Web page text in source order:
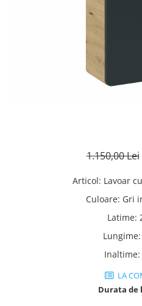
1.150,00 Lei
Articol: Lavoar
Culoare: Gri
Latime:
Lungime:
Inaltime:
LA
Durata de